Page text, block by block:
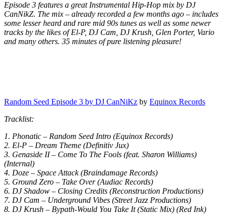
Episode 3 features a great Instrumental Hip-Hop mix by DJ
CanNikZ. The mix – already recorded a few months ago – includes
some lesser heard and rare mid 90s tunes as well as some newer
tracks by the likes of El-P, DJ Cam, DJ Krush, Glen Porter, Vario
and many others. 35 minutes of pure listening pleasure!
Random Seed Episode 3 by DJ CanNiKz by Equinox Records
Tracklist:
1. Phonatic – Random Seed Intro (Equinox Records)
2. El-P – Dream Theme (Definitiv Jux)
3. Genaside II – Come To The Fools (feat. Sharon Williams)
(Internal)
4. Doze – Space Attack (Braindamage Records)
5. Ground Zero – Take Over (Audiac Records)
6. DJ Shadow – Closing Credits (Reconstruction Productions)
7. DJ Cam – Underground Vibes (Street Jazz Productions)
8. DJ Krush – Bypath-Would You Take It (Static Mix) (Red Ink)